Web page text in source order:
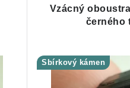
Vzácný
černého
Sbírkový kámen